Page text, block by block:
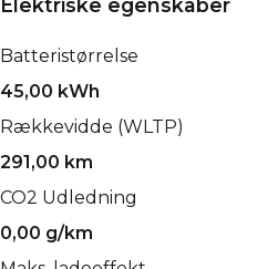
Elektriske egenskaber
Batteristørrelse
45,00 kWh
Rækkevidde (WLTP)
291,00 km
CO2 Udledning
0,00 g/km